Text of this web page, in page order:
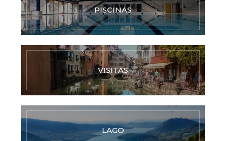
PISCINAS
VISITAS
LAGO